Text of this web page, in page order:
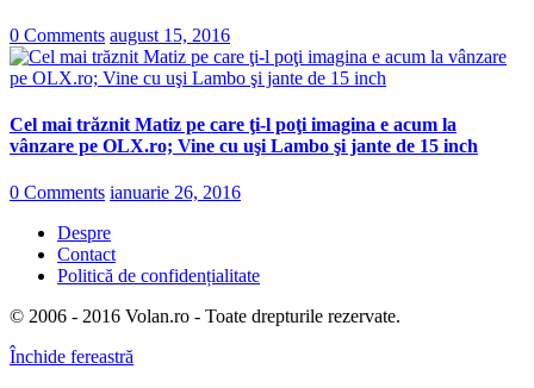
0 Comments august 15, 2016
Cel mai trăznit Matiz pe care ţi-l poţi imagina e acum la
vânzare pe OLX.ro; Vine cu uşi Lambo şi jante de 15 inch
0 Comments ianuarie 26, 2016
Despre
Contact
Politică de confidențialitate
© 2006 - 2016 Volan.ro - Toate drepturile rezervate.
Închide fereastră